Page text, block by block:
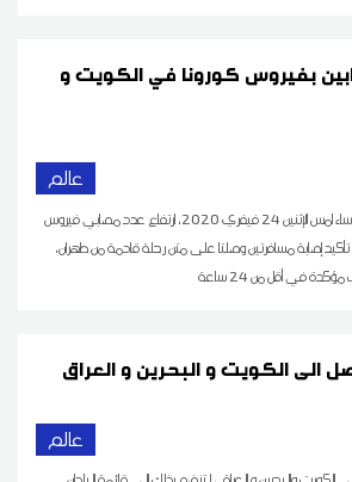
بفيروس كورونا في الكويت و
عالم
أعلنت وزارة الصحة الكويتية، مساء امس الإثنين 24 فيفري 2020، ارتفاع عدد مصابي فيروس
وذلك بعد تأكيد إصابة مسافرتين وصلتا على متن رحلة قادمة من طهران،
الى الكويت و البحرين و العراق
عالم